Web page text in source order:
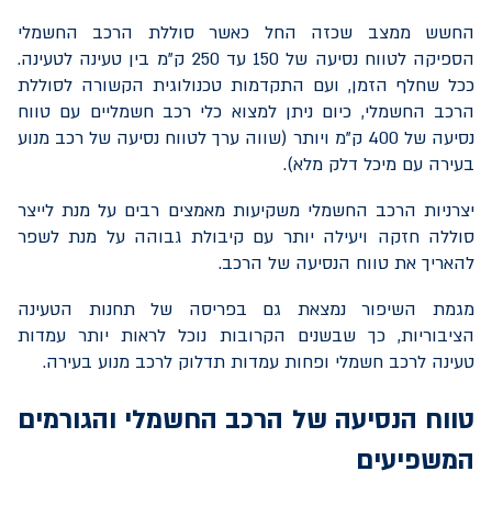
החשש ממצב שכזה החל כאשר סוללת הרכב החשמלי
הספיקה לטווח נסיעה של 150 עד 250 ק"מ בין טעינה לטעינה.
ככל שחלף הזמן, ועם התקדמות טכנולוגית הקשורה לסוללת
הרכב החשמלי, כיום ניתן למצוא כלי רכב חשמליים עם טווח
נסיעה של 400 ק"מ ויותר (שווה ערך לטווח נסיעה של רכב מנוע
בעירה עם מיכל דלק מלא).
יצרניות הרכב החשמלי משקיעות מאמצים רבים על מנת לייצר
סוללה חזקה ויעילה יותר עם קיבולת גבוהה על מנת לשפר
להאריך את טווח הנסיעה של הרכב.
מגמת השיפור נמצאת גם בפריסה של תחנות הטעינה
הציבוריות, כך שבשנים הקרובות נוכל לראות יותר עמדות
טעינה לרכב חשמלי ופחות עמדות תדלוק לרכב מנוע בעירה.
טווח הנסיעה של הרכב החשמלי והגורמים
המשפיעים